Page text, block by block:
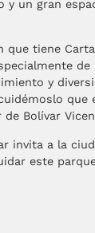
y un gran
que tiene
y
que
Bolívar
invita a la
este